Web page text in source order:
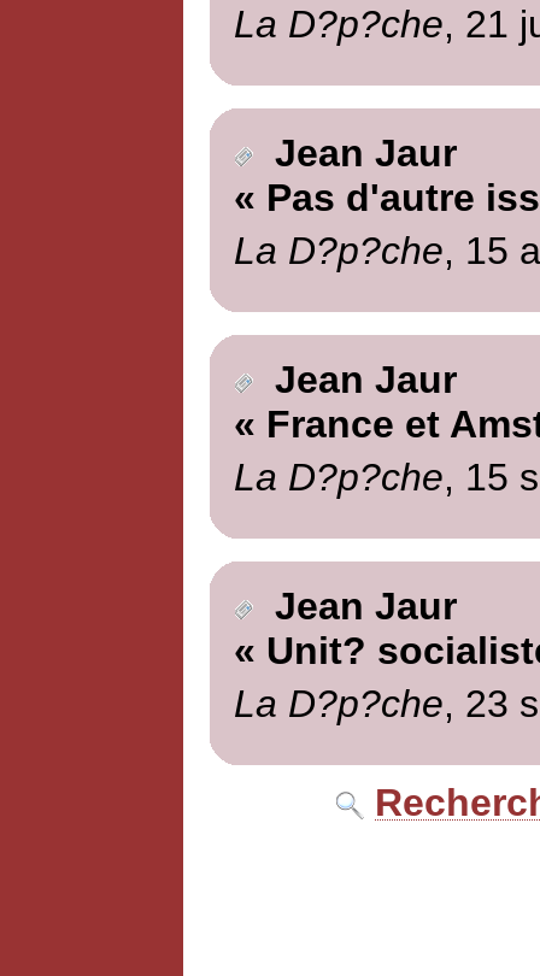
La D?p?che, 21
Jean Jaur
« Pas d'autre
La D?p?che, 15
Jean Jaur
« France et
La D?p?che, 15
Jean Jaur
« Unit?
La D?p?che, 23